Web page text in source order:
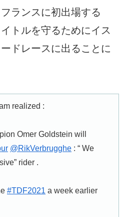
ランスに初出場する
トルを守るためにイス
ドレースに出ることに
realized :
Omer Goldstein will
@RikVerbrugghe : “ We
rider .
#TDF2021 a week earlier